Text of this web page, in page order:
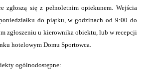
zgłoszą się z pełnoletnim opiekunem. Wejścia
do piątku, w godzinach od 9:00 do
zgłoszeniu u kierownika obiektu, lub w recepcji
hotelowym Domu Sportowca.
ogólnodostępne: